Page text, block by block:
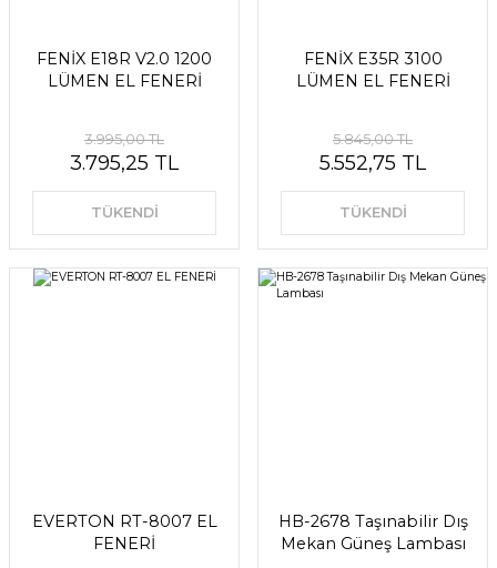
FENİX E18R V2.0 1200
LÜMEN EL FENERİ
3.995,00 TL
3.795,25 TL
TÜKENDİ
FENİX E35R 3100
LÜMEN EL FENERİ
5.845,00 TL
5.552,75 TL
TÜKENDİ
EVERTON RT-8007 EL
FENERİ
HB-2678 Taşınabilir Dış
Mekan Güneş Lambası